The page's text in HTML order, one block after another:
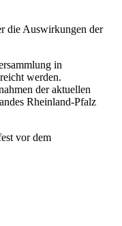
die Auswirkungen der
in
werden.
der aktuellen
Rheinland-Pfalz
vor dem